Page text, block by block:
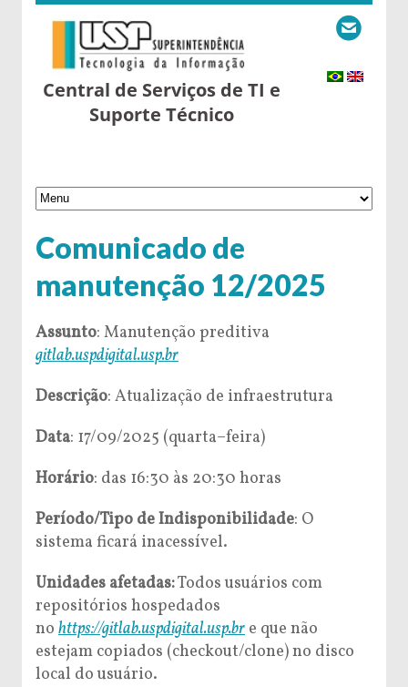
Central de Serviços de TI e
Suporte Técnico
Comunicado de
manutenção 12/2025
Assunto: Manutenção preditiva
gitlab.uspdigital.usp.br
Descrição: Atualização de infraestrutura
Data: 17/09/2025 (quarta–feira)
Horário: das 16:30 às 20:30 horas
Período/Tipo de Indisponibilidade: O
sistema ficará inacessível.
Unidades afetadas:Todos usuários com
repositórios hospedados
no https://gitlab.uspdigital.usp.br e que não
estejam copiados (checkout/clone) no disco
local do usuário.